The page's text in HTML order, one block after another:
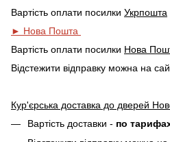
Вартість оплати посилки Укрпошта
► Нова Пошта
Вартість оплати посилки Нова
Відстежити відправку можна на
Кур'єрська доставка до дверей
Вартість доставки - по